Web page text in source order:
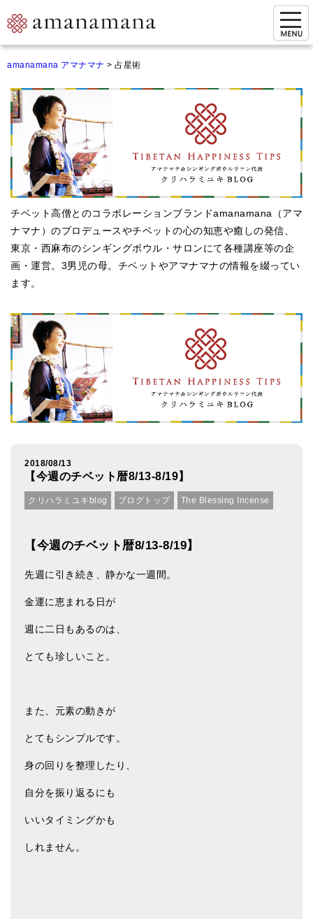
マイページ
ご来店予約（実店舗）
ご来店&購入
オンライン相談&購入
シンギングボウル講座
倍音呼吸法レッスン
オンラインショップ
カートを見る
アマナマナのシンギングボウル
チベット・シンギングボウル
● 新・鍛造スペシャル
●マンダラ彫（黒・渋金）
お得なアマナマナ・セット
特大シンギングボウル・特殊柄
シンギングボウル入門本・CD
アウトレット
オリジナルグッズ
amanamana アマナマナ > 占星術
チベット高僧とのコラボレーションブランドamanamana（アマ
ナマナ）のプロデュースやチベットの心の知恵や癒しの発信、
東京・西麻布のシンギングボウル・サロンにて各種講座等の企
画・運営。3男児の母。チベットやアマナマナの情報を綴ってい
ます。
2018/08/13
【今週のチベット暦8/13-8/19】
クリハラミユキblog ブログトップ The Blessing Incense
【今週のチベット暦8/13-8/19】
先週に引き続き、静かな一週間。
金運に恵まれる日が
週に二日もあるのは、
とても珍しいこと。
また、元素の動きが
とてもシンプルです。
身の回りを整理したり、
自分を振り返るにも
いいタイミングかも
しれません。